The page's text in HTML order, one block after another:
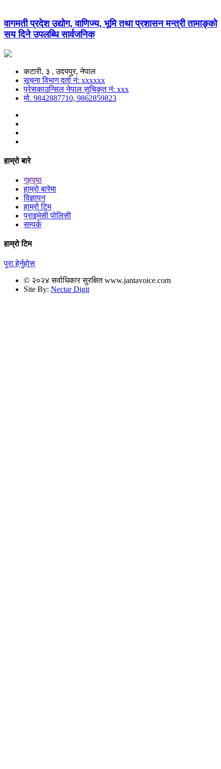
वागमती प्रदेश उद्योग, वाणिज्य, भूमि तथा प्रशासन मन्त्री तामाङ्को
सय दिने उपलब्धि सार्वजनिक
कटारी, ३ , उदयपुर, नेपाल
सूचना विभाग दर्ता नं: xxxxxx
प्रेसकाउन्सिल नेपाल सुचिकृत नं: xxx
मो. 9842887710, 9862859823
हाम्रो बारे
गृहपृष्ठ
हाम्रो बारेमा
विज्ञापन
हाम्रो टिम
प्राइभेसी पोलिसी
सम्पर्क
हाम्रो टिम
पुरा हेर्नुहोस्
© २०२४ सर्वाधिकार सुरक्षित www.jantavoice.com
Site By: Nectar Digit